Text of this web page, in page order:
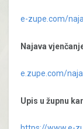
e-zupe.com/
Najava
e.zupe.com/
Upis u župnu